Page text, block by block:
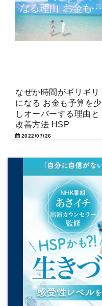
なぜか時間がギリギリ
になる お金も予算を少
しオーバーする理由と
改善方法 HSP
2022/07/26